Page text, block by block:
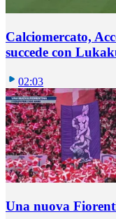
Calciomercato,
succede con
02:03
Una nuova